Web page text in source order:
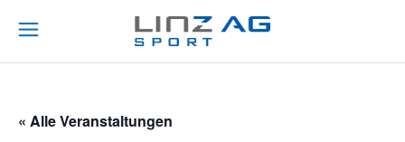
« Alle Veranstaltungen